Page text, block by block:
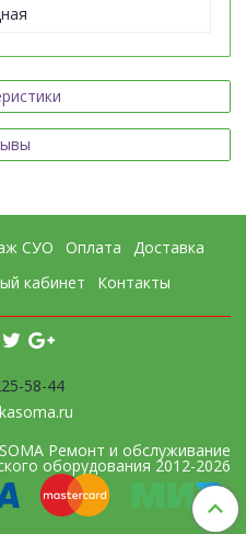
СУО Оплата
Доставка
кабинет Контакты
58-44
Ремонт и обслуживание
оборудования 2012-2026